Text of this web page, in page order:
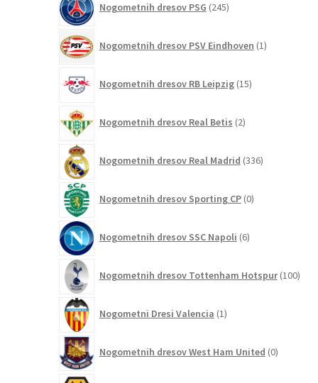
Nogometnih dresov PSG 245izdelkov
Nogometnih dresov PSV Eindhoven 1izdelek
Nogometnih dresov RB Leipzig 15izdelkov
Nogometnih dresov Real Betis 2izdelka
Nogometnih dresov Real Madrid 336izdelkov
Nogometnih dresov Sporting CP 0izdelkov
Nogometnih dresov SSC Napoli 6izdelkov
Nogometnih dresov Tottenham Hotspur 100
Nogometni Dresi Valencia 1izdelek
Nogometnih dresov West Ham United 0izdelkov